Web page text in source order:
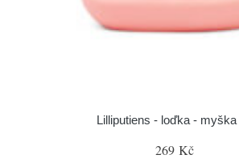
Lilliputiens - loďka - myška
269 Kč